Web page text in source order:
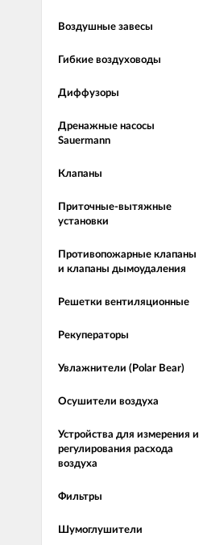
Воздушные завесы
Гибкие воздуховоды
Диффузоры
Дренажные насосы
Sauermann
Клапаны
Приточные-вытяжные
установки
Противопожарные клапаны
и клапаны дымоудаления
Решетки вентиляционные
Рекуператоры
Увлажнители (Polar Bear)
Осушители воздуха
Устройства для измерения и
регулирования расхода
воздуха
Фильтры
Шумоглушители